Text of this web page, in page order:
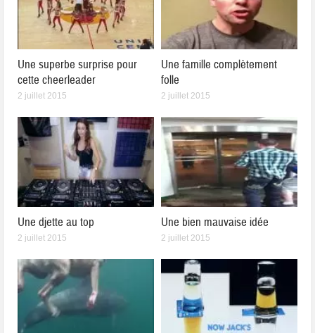
Une superbe surprise pour
cette cheerleader
2 juillet 2015
Une famille complètement
folle
2 juillet 2015
Une djette au top
2 juillet 2015
Une bien mauvaise idée
2 juillet 2015